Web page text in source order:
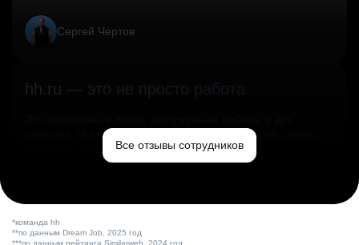
Сергей Чертов
hh.ru — это не просто работа
свободы. Мы помогаем миру и создаём лучший сервис
по поиску работы в стране.Все отзывы сотрудников
*команда hh
**по данным Dream Job, 2025 год
***по данным рейтинга Similarweb, 2024 год